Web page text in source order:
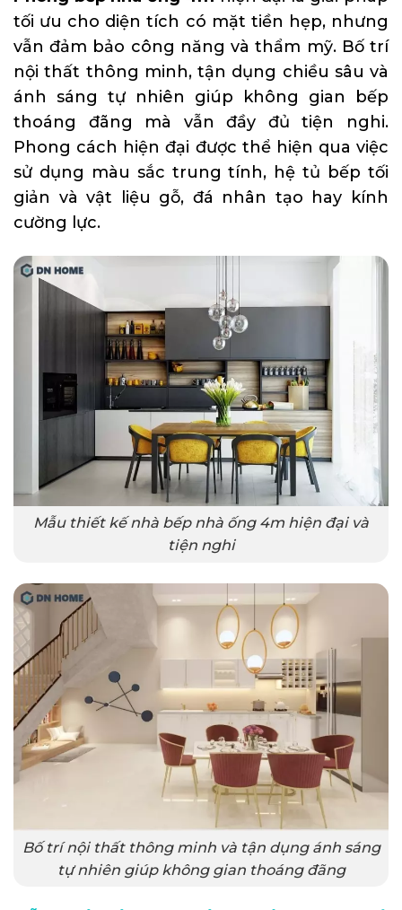
tối ưu cho diện tích có mặt tiền hẹp, nhưng
vẫn đảm bảo công năng và thẩm mỹ. Bố trí
nội thất thông minh, tận dụng chiều sâu và
ánh sáng tự nhiên giúp không gian bếp
thoáng đãng mà vẫn đầy đủ tiện nghi.
Phong cách hiện đại được thể hiện qua việc
sử dụng màu sắc trung tính, hệ tủ bếp tối
giản và vật liệu gỗ, đá nhân tạo hay kính
cường lực.
Mẫu thiết kế nhà bếp nhà ống 4m hiện đại và
tiện nghi
Bố trí nội thất thông minh và tận dụng ánh sáng
tự nhiên giúp không gian thoáng đãng